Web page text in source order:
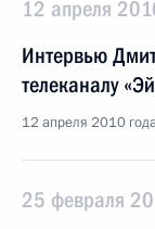
12 апреля
Интервью
телеканалу
12 апреля 2010
25 февраля